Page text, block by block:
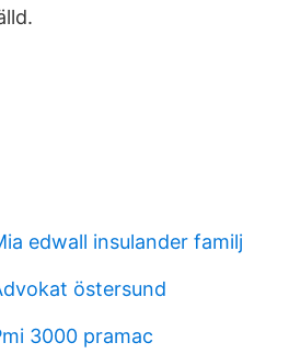
edwall insulander familj
östersund
3000 pramac